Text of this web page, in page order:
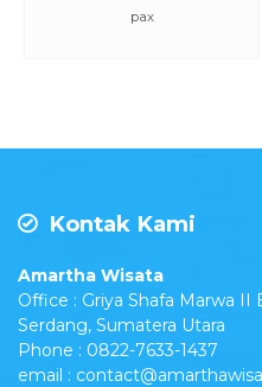
pax
Kontak Kami
Amartha Wisata
Office : Griya Shafa Marwa II
Serdang, Sumatera Utara
Phone : 0822-7633-1437
email :